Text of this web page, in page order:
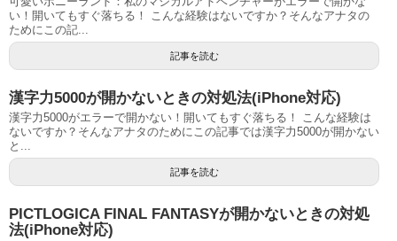
い！開いてもすぐ落ちる！ こんな経験はないですか？そんなアナタの
ためにこの記...
記事を読む
漢字力5000が開かないときの対処法(iPhone対応)
漢字力5000がエラーで開かない！開いてもすぐ落ちる！ こんな経験は
ないですか？そんなアナタのためにこの記事では漢字力5000が開かない
と...
記事を読む
PICTLOGICA FINAL FANTASYが開かないときの対処
法(iPhone対応)